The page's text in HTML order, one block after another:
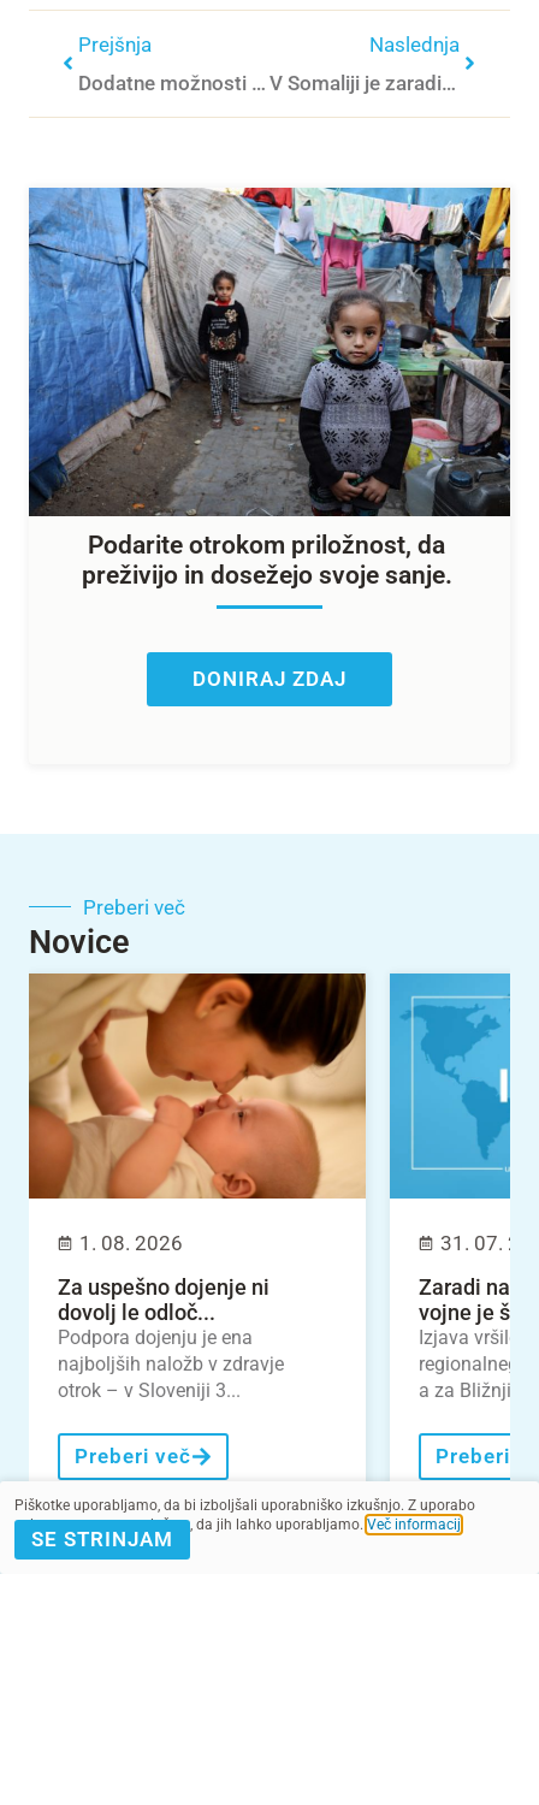
Prejšnja
Dodatne možnosti pomoči
Naslednja
V Somaliji je zaradi hude podhranjenosti na zdravljenje vsako minuto sprejet en otrok
Podarite otrokom priložnost, da
preživijo in dosežejo svoje sanje.
DONIRAJ ZDAJ
Preberi več
Novice
1. 08. 2026
Za uspešno dojenje ni
dovolj le odloč...
Podpora dojenju je ena
najboljših naložb v zdravje
otrok – v Sloveniji 3...
Preberi več
31. 07.
Zaradi
vojne je
Izjava vršilca
regionalnega
a za Bližnji
Preberi
Piškotke uporabljamo, da bi izboljšali uporabniško izkušnjo. Z uporabo
spletnega mesta soglašate, da jih lahko uporabljamo. Več informacij
SE STRINJAM